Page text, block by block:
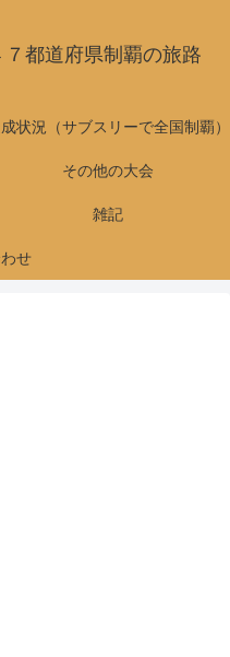
都道府県制覇の旅路
状況（サブスリーで全国制覇）
その他の大会
雑記
せ